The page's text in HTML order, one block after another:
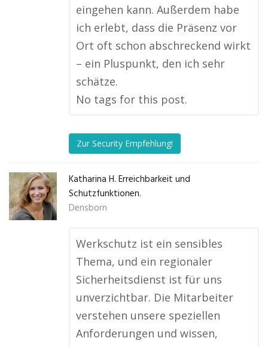
eingehen kann. Außerdem habe
ich erlebt, dass die Präsenz vor
Ort oft schon abschreckend wirkt
– ein Pluspunkt, den ich sehr
schätze.
No tags for this post.
Zur Security Empfehlung!
Katharina H. Erreichbarkeit und
Schutzfunktionen.
Densborn
Werkschutz ist ein sensibles
Thema, und ein regionaler
Sicherheitsdienst ist für uns
unverzichtbar. Die Mitarbeiter
verstehen unsere speziellen
Anforderungen und wissen,